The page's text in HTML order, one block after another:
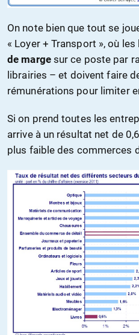
On note bien que tout se
« Loyer + Transport », où
de margesur ce poste par
librairies – et doivent faire
rémunérations pour limiter
Si on prend toutes les
arrive à un résultat net de
plus faible des commerces